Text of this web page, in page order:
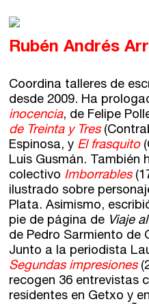
Rubén Andrés
Coordina talleres de
desde 2009. Ha
inocencia, de Felipe
de Treinta y Tres
Espinosa, y El frasquito
Luis Gusmán. También
colectivo Imborrables
ilustrado sobre
Plata. Asimismo,
pie de página de Viaje
de Pedro Sarmiento de
Junto a la periodista
Segundas impresiones
recogen 36 entrevistas
residentes en Getxo y